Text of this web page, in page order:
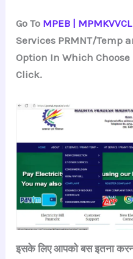
Go To MPEB |
Services PRMNT/Temp
Option In Which
Click.
इसके लिए आपको बस इतना